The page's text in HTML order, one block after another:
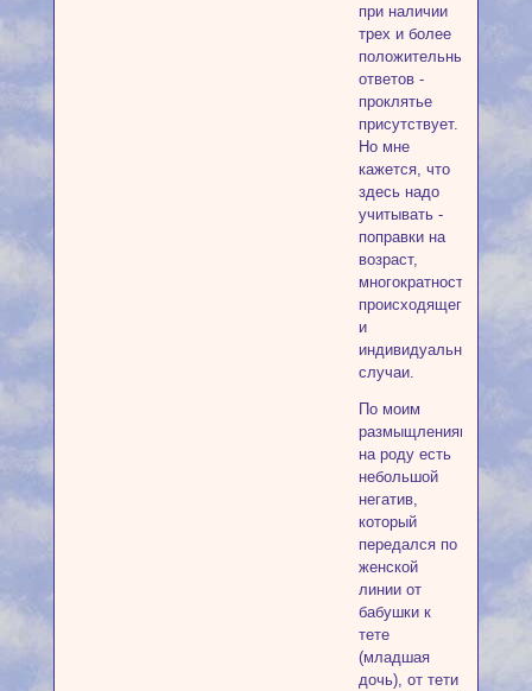
при наличии
трех и более
положительных
ответов -
проклятье
присутствует.
Но мне
кажется, что
здесь надо
учитывать -
поправки на
возраст,
многократность
происходящего
и
индивидуальные
случаи.
По моим
размыщлениям
на роду есть
небольшой
негатив,
который
передался по
женской
линии от
бабушки к
тете
(младшая
дочь), от тети